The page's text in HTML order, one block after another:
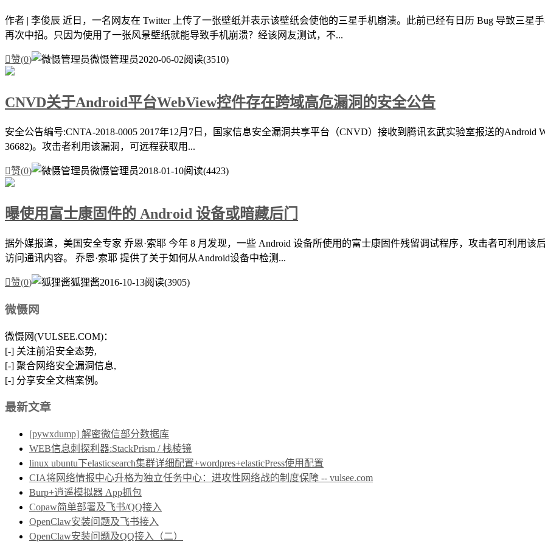
作者 | 李俊辰 近日，一名网友在 Twitter 上传了一张壁纸并表示该壁纸会使他的三星手机崩溃。此前已经有日历 Bug 导致三星
再次中招。只因为使用了一张风景壁纸就能导致手机崩溃？经该网友测试，不...
赞(0) 微慑管理员2020-06-02阅读(3510)
CNVD关于Android平台WebView控件存在跨域高危漏洞的安全公告
安全公告编号:CNTA-2018-0005 2017年12月7日，国家信息安全漏洞共享平台（CNVD）接收到腾讯玄武实验室报送的Android
36682)。攻击者利用该漏洞，可远程获取用...
赞(0) 微慑管理员2018-01-10阅读(4423)
曝使用富士康固件的 Android 设备或暗藏后门
据外媒报道，美国安全专家 乔恩·索耶 今年 8 月发现，一些 Android 设备所使用的富士康固件残留调试程序，攻击者可利用该
访问通讯内容。 乔恩·索耶 提供了关于如何从Android设备中检测...
赞(0) 狐狸酱2016-10-13阅读(3905)
微慑网
微慑网(VULSEE.COM)：
[-] 关注前沿安全态势,
[-] 聚合网络安全漏洞信息,
[-] 分享安全文档案例。
最新文章
[pywxdump] 解密微信部分数据库
WEB信息刺探利器:StackPrism / 栈棱镜
linux ubuntu下elasticsearch集群详细配置+wordpres+elasticPress使用配置
CIA将网络情报中心升格为独立任务中心：进攻性网络战的制度保障 -- vulsee.com
Burp+逍遥模拟器 App抓包
Copaw简单部署及飞书/QQ接入
OpenClaw安装问题及飞书接入
OpenClaw安装问题及QQ接入（二）